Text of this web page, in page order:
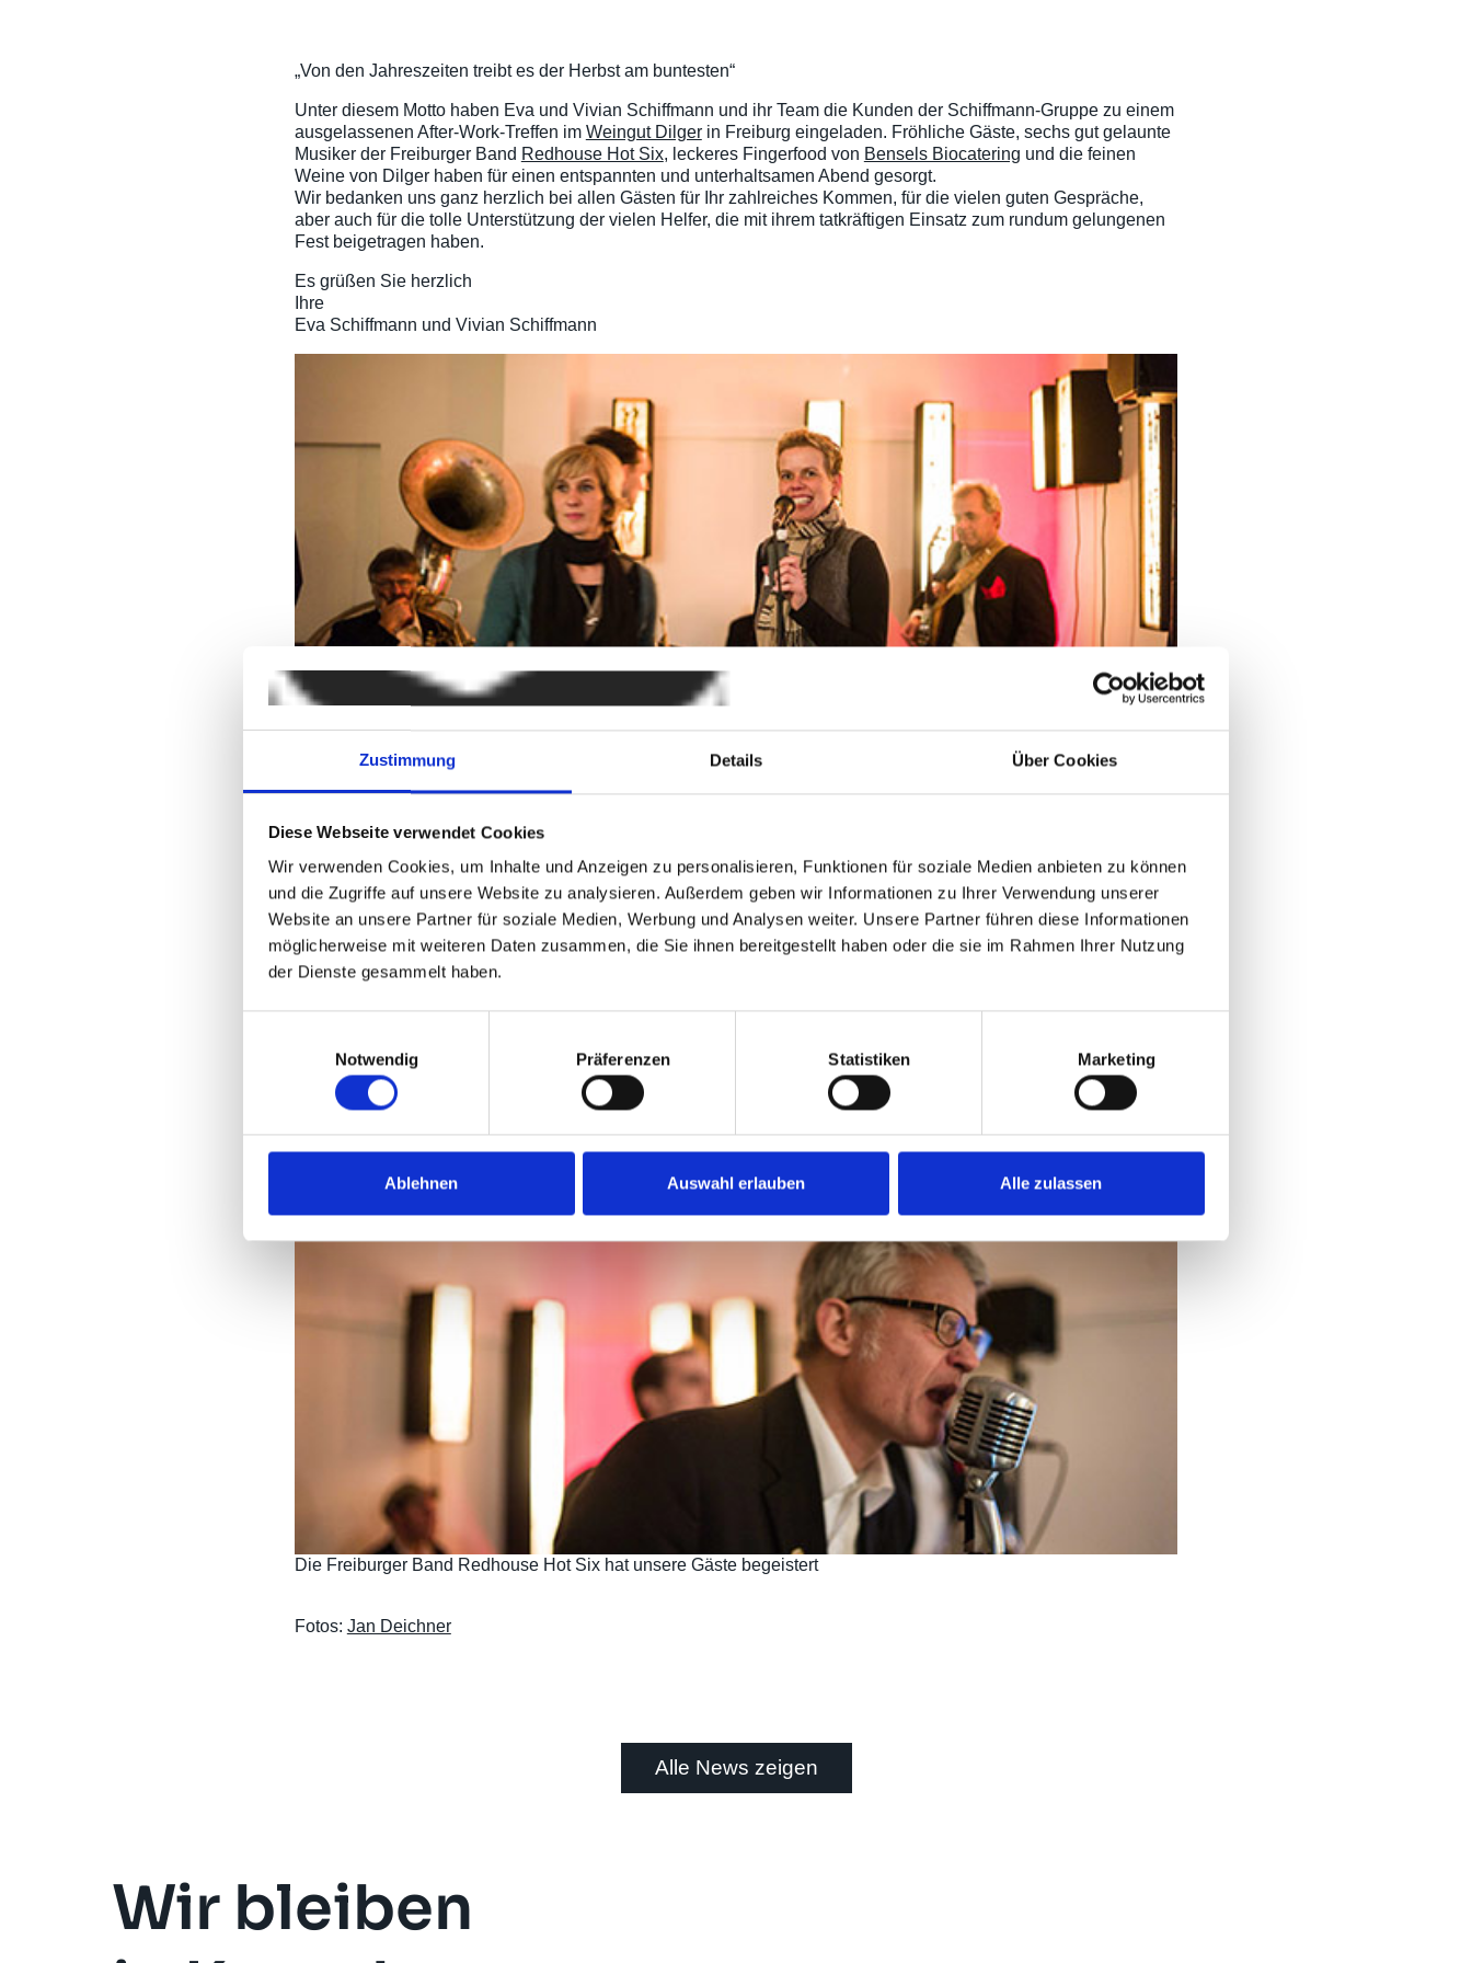
Zustimmung Details Über Cookies
Diese Webseite verwendet Cookies
Wir verwenden Cookies, um Inhalte und Anzeigen zu personalisieren, Funktionen für soziale Medien anbieten zu können
und die Zugriffe auf unsere Website zu analysieren. Außerdem geben wir Informationen zu Ihrer Verwendung unserer
Website an unsere Partner für soziale Medien, Werbung und Analysen weiter. Unsere Partner führen diese Informationen
möglicherweise mit weiteren Daten zusammen, die Sie ihnen bereitgestellt haben oder die sie im Rahmen Ihrer Nutzung
der Dienste gesammelt haben.
Notwendig
Präferenzen Statistiken Marketing
Ablehnen Auswahl erlauben Alle zulassen
„Von den Jahreszeiten treibt es der Herbst am buntesten“
Unter diesem Motto haben Eva und Vivian Schiffmann und ihr Team die Kunden der Schiffmann-Gruppe zu einem
ausgelassenen After-Work-Treffen im Weingut Dilgerin Freiburg eingeladen. Fröhliche Gäste, sechs gut gelaunte
Musiker der Freiburger Band Redhouse Hot Six, leckeres Fingerfood von Bensels Biocatering und die feinen
Weine von Dilger haben für einen entspannten und unterhaltsamen Abend gesorgt.
Wir bedanken uns ganz herzlich bei allen Gästen für Ihr zahlreiches Kommen, für die vielen guten Gespräche,
aber auch für die tolle Unterstützung der vielen Helfer, die mit ihrem tatkräftigen Einsatz zum rundum gelungenen
Fest beigetragen haben.
Es grüßen Sie herzlich
Ihre
Eva Schiffmann und Vivian Schiffmann
Die Freiburger Band Redhouse Hot Six hat unsere Gäste begeistert
Fotos: Jan Deichner
Alle News zeigen
Wir bleiben